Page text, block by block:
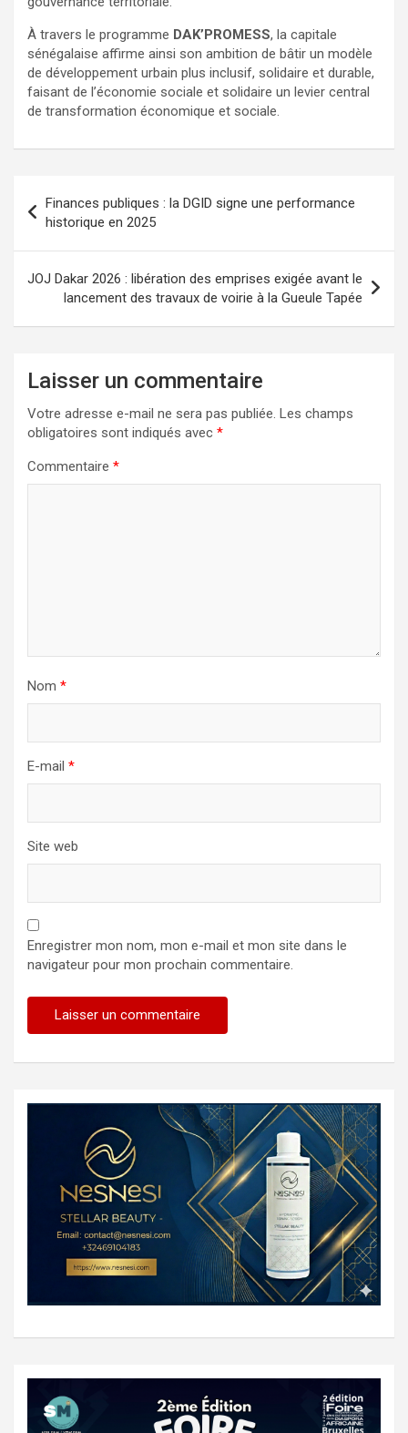
À travers le programme DAK’PROMESS, la capitale
sénégalaise affirme ainsi son ambition de bâtir un modèle
de développement urbain plus inclusif, solidaire et durable,
faisant de l’économie sociale et solidaire un levier central
de transformation économique et sociale.
Finances publiques : la DGID signe une performance
historique en 2025
JOJ Dakar 2026 : libération des emprises exigée avant le
lancement des travaux de voirie à la Gueule Tapée
Laisser un commentaire
Votre adresse e-mail ne sera pas publiée. Les champs
obligatoires sont indiqués avec *
Commentaire *
Nom *
E-mail *
Site web
Enregistrer mon nom, mon e-mail et mon site dans le
navigateur pour mon prochain commentaire.